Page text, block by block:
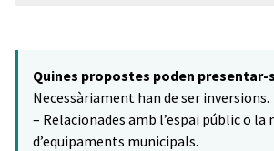
−
Quines propostes poden presentar-
Necessàriament han de ser inversions.
– Relacionades amb l’espai públic o la
d’equipaments municipals.